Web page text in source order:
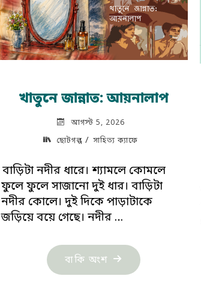
খাতুনে জান্নাত: আয়নালাপ
আগস্ট 5, 2026
ছোটগল্প/ সাহিত্য ক্যাফে
বাড়িটা নদীর ধারে। শ্যামলে কোমলে
ফুলে ফুলে সাজানো দুই ধার। বাড়িটা
নদীর কোলে। দুই দিকে পাড়াটাকে
জড়িয়ে বয়ে গেছে। নদীর …
বাকি অংশ "খাতুনে
জান্নাত: